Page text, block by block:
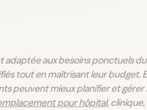
adaptée aux besoins ponctuels
tout en maîtrisant leur budget.
peuvent mieux planifier et
pour hôpital,clinique,